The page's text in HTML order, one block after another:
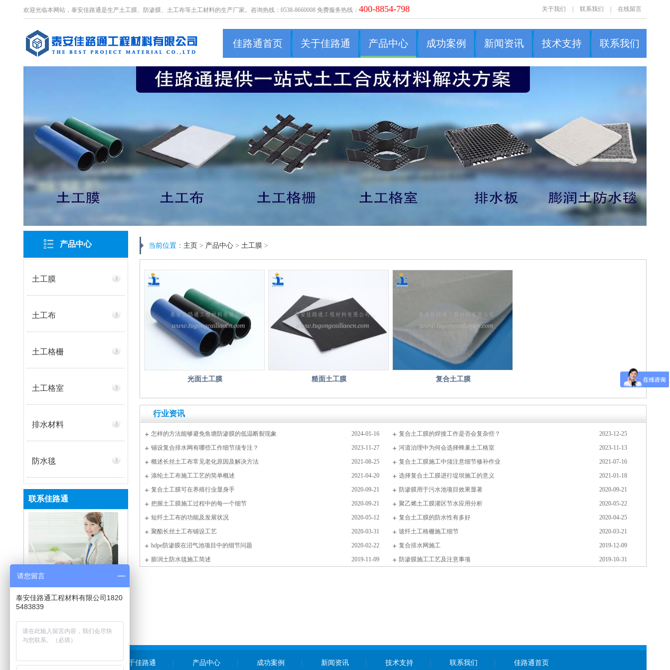
欢迎光临本网站，泰安佳路通是生产土工膜、防渗膜、土工布等土工材料的生产厂家。咨询热线：0538-8660008 免费服务热线： 400-8854-798 关于我们 联系我们 在线留言
佳路通首页 关于佳路通 产品中心 成功案例 新闻资讯 技术支持 联系我们
产品中心
土工膜
土工布
土工格栅
土工格室
排水材料
防水毯
联系佳路通
咨询热线：
0538-8660008
手机：18205483839
道办事处西百子坡村
当前位置： 主页 > 产品中心 > 土工膜 >
光面土工膜 糙面土工膜 复合土工膜
行业资讯
2024-01-16
怎样的方法能够避免鱼塘防渗膜的低温断裂现象 2023-12-25
复合土工膜的焊接工作是否会复杂些？
2023-11-27
铺设复合排水网有哪些工作细节须专注？ 2023-11-13
河道治理中为何会选择蜂巢土工格室
2021-08-25
概述长丝土工布常见老化原因及解决方法 2021-07-16
复合土工膜施工中须注意细节修补作业
2021-04-20
涤纶土工布施工工艺的简单概述 2021-01-18
选择复合土工膜进行堤坝施工的意义
2020-09-21
复合土工膜可在养殖行业显身手 2020-09-21
防渗膜用于污水池项目效果显著
2020-09-21
把握土工膜施工过程中的每一个细节 2020-05-22
聚乙烯土工膜灌区节水应用分析
2020-05-12
短纤土工布的功能及发展状况 2020-04-25
复合土工膜的防水性有多好
2020-03-31
聚酯长丝土工布铺设工艺 2020-03-21
玻纤土工格栅施工细节
2020-02-22
hdpe防渗膜在沼气池项目中的细节问题 2019-12-09
复合排水网施工
2019-11-09
膨润土防水毯施工简述 2019-10-31
防渗膜施工工艺及注意事项
关于佳路通 产品中心 成功案例 新闻资讯 技术支持 联系我们 佳路通首页
请您留言
泰安佳路通工程材料有限公司1820
5483839